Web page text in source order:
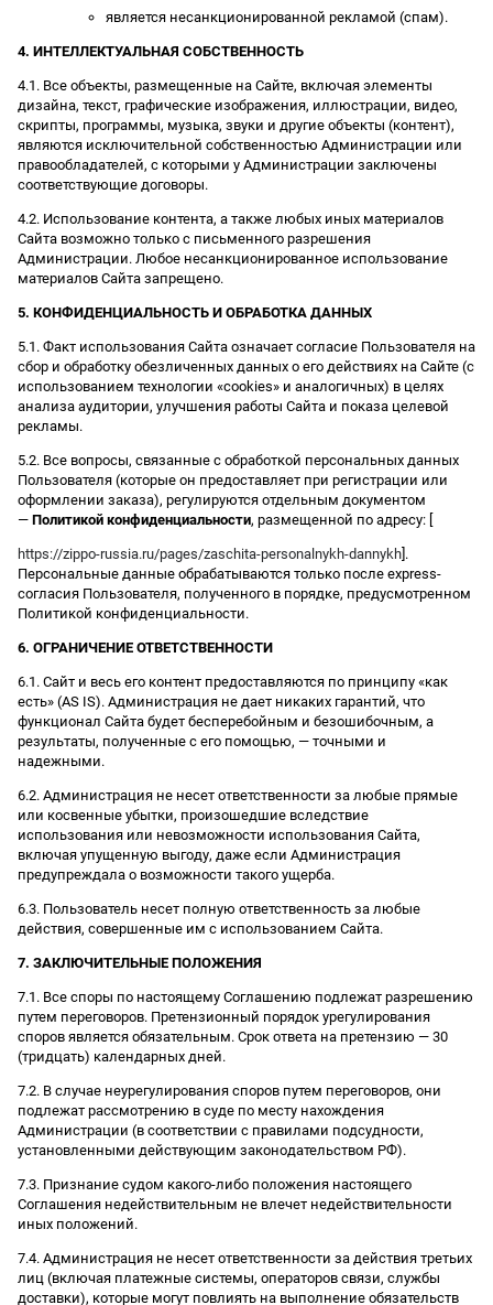
является несанкционированной рекламой (спам).
4. ИНТЕЛЛЕКТУАЛЬНАЯ СОБСТВЕННОСТЬ
4.1. Все объекты, размещенные на Сайте, включая элементы
дизайна, текст, графические изображения, иллюстрации, видео,
скрипты, программы, музыка, звуки и другие объекты (контент),
являются исключительной собственностью Администрации или
правообладателей, с которыми у Администрации заключены
соответствующие договоры.
4.2. Использование контента, а также любых иных материалов
Сайта возможно только с письменного разрешения
Администрации. Любое несанкционированное использование
материалов Сайта запрещено.
5. КОНФИДЕНЦИАЛЬНОСТЬ И ОБРАБОТКА ДАННЫХ
5.1. Факт использования Сайта означает согласие Пользователя на
сбор и обработку обезличенных данных о его действиях на Сайте (с
использованием технологии «cookies» и аналогичных) в целях
анализа аудитории, улучшения работы Сайта и показа целевой
рекламы.
5.2. Все вопросы, связанные с обработкой персональных данных
Пользователя (которые он предоставляет при регистрации или
оформлении заказа), регулируются отдельным документом
— Политикой конфиденциальности, размещенной по адресу: [
https://zippo-russia.ru/pages/zaschita-personalnykh-dannykh ].
Персональные данные обрабатываются только после express-
согласия Пользователя, полученного в порядке, предусмотренном
Политикой конфиденциальности.
6. ОГРАНИЧЕНИЕ ОТВЕТСТВЕННОСТИ
6.1. Сайт и весь его контент предоставляются по принципу «как
есть» (AS IS). Администрация не дает никаких гарантий, что
функционал Сайта будет бесперебойным и безошибочным, а
результаты, полученные с его помощью, — точными и
надежными.
6.2. Администрация не несет ответственности за любые прямые
или косвенные убытки, произошедшие вследствие
использования или невозможности использования Сайта,
включая упущенную выгоду, даже если Администрация
предупреждала о возможности такого ущерба.
6.3. Пользователь несет полную ответственность за любые
действия, совершенные им с использованием Сайта.
7. ЗАКЛЮЧИТЕЛЬНЫЕ ПОЛОЖЕНИЯ
7.1. Все споры по настоящему Соглашению подлежат разрешению
путем переговоров. Претензионный порядок урегулирования
споров является обязательным. Срок ответа на претензию — 30
(тридцать) календарных дней.
7.2. В случае неурегулирования споров путем переговоров, они
подлежат рассмотрению в суде по месту нахождения
Администрации (в соответствии с правилами подсудности,
установленными действующим законодательством РФ).
7.3. Признание судом какого-либо положения настоящего
Соглашения недействительным не влечет недействительности
иных положений.
7.4. Администрация не несет ответственности за действия третьих
лиц (включая платежные системы, операторов связи, службы
доставки), которые могут повлиять на выполнение обязательств